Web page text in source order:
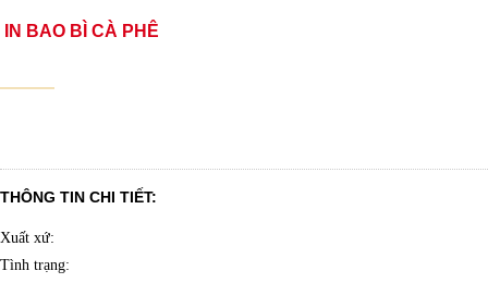
IN BAO BÌ CÀ PHÊ
THÔNG TIN CHI TIẾT:
Xuất xứ:
Tình trạng: